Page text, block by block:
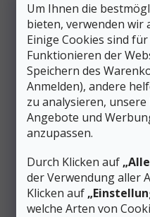
Um Ihnen die
bieten, verwenden wir
Einige Cookies sind
Funktionieren der
Speichern des
Anmelden), andere
zu analysieren,
Angebote und
anzupassen.
Durch Klicken auf
der Verwendung aller
Klicken auf
welche Arten von